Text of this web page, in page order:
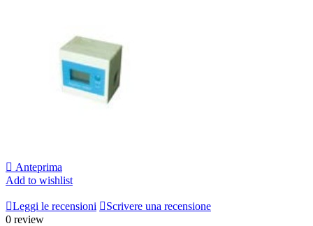
 Anteprima
Add to wishlist
Leggi le recensioni Scrivere una recensione
0 review